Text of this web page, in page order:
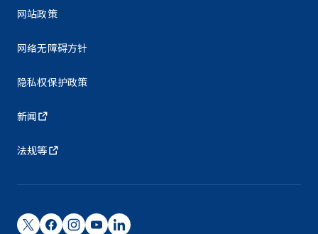
网站政策
网络无障碍方针
隐私权保护政策
新闻
法规等